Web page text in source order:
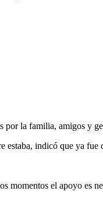
por la familia, amigos y
estaba, indicó que ya fue
momentos el apoyo es